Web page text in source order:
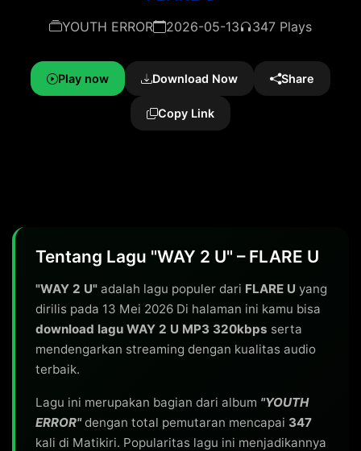
YOUTH ERROR 2026-05-13 347 Plays
Play now Download Now Share
Copy Link
Tentang Lagu "WAY 2 U" – FLARE U
"WAY 2 U" adalah lagu populer dari FLARE U yang
dirilis pada 13 Mei 2026 Di halaman ini kamu bisa
download lagu WAY 2 U MP3 320kbps serta
mendengarkan streaming dengan kualitas audio
terbaik.
Lagu ini merupakan bagian dari album "YOUTH
ERROR"dengan total pemutaran mencapai 347
kali di Matikiri. Popularitas lagu ini menjadikannya